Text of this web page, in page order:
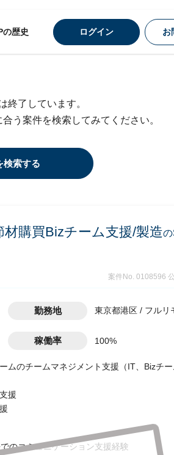
の歴史 ログイン お
終了しています。
う案件を検索してみてください。
検索する
購買Bizチーム支援/製造の
案件No. 0108596
勤務地 東京都港区 / フルリ
稼働率 100%
ムのチームマネジメント支援（IT、Bizチ
援
のコミュニケーション支援経験